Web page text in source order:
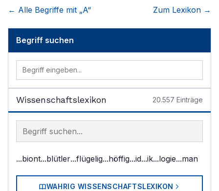
← Alle Begriffe mit „A“ Zum Lexikon →
Begriff suchen
Wissenschaftslexikon 20.557 Einträge
Begriff im Lexikon suchen
...biont...blütler...flügelig...höffig...id...ik...logie...man
WAHRIG WISSENSCHAFTSLEXIKON